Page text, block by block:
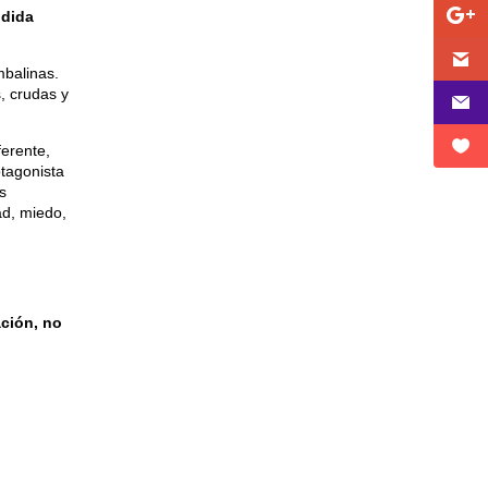
crudas y
miedo,
no